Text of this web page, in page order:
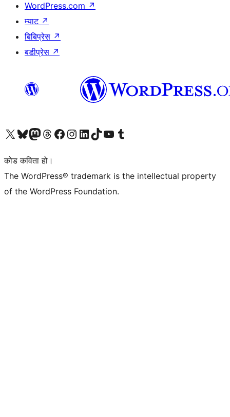
WordPress.com ↗
म्याट ↗
बिबिप्रेस ↗
बडीप्रेस ↗
हाम्रो X (पहिले ट्विटर) खातामा जानुहोस्
हाम्रो Bluesky खाता भ्रमण गर्नुहोस्
हाम्रो म्यास्टोडन खाता भ्रमण गर्नुहोस्
हाम्रो थ्रेड्स खातामा जानुहोस्
हाम्रो फेसबुक पेजमा जानुहोस्
हाम्रो इन्स्टाग्राम खातामा जानुहोस्
हाम्रो लिङ्क्डइन खातामा जानुहोस्
हाम्रो TikTok खाता भ्रमण गर्नुहोस्
हाम्रो युट्युब च्यानलमा जानुहोस्
हाम्रो टम्बलर खाता भ्रमण गर्नुहोस्
कोड कविता हो।
The WordPress® trademark is the intellectual property
of the WordPress Foundation.